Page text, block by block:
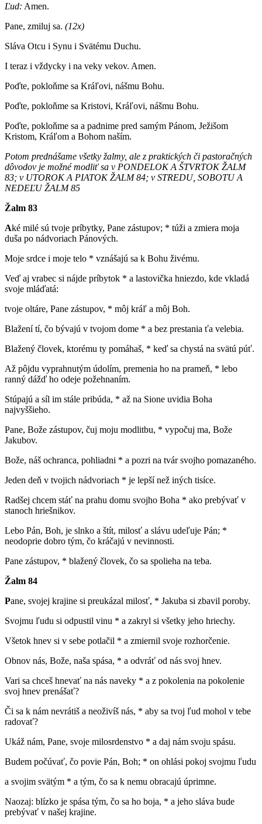
Ľud: Amen.
Pane, zmiluj sa. (12x)
Sláva Otcu i Synu i Svätému Duchu.
I teraz i vždycky i na veky vekov. Amen.
Poďte, pokloňme sa Kráľovi, nášmu Bohu.
Poďte, pokloňme sa Kristovi, Kráľovi, nášmu Bohu.
Poďte, pokloňme sa a padnime pred samým Pánom, Ježišom
Kristom, Kráľom a Bohom naším.
Potom prednášame všetky žalmy, ale z praktických či pastoračných
dôvodov je možné modliť sa v PONDELOK A ŠTVRTOK ŽALM
83; v UTOROK A PIATOK ŽALM 84; v STREDU, SOBOTU A
NEDEĽU ŽALM 85
Žalm 83
Aké milé sú tvoje príbytky, Pane zástupov; * túži a zmiera moja
duša po nádvoriach Pánových.
Moje srdce i moje telo * vznášajú sa k Bohu živému.
Veď aj vrabec si nájde príbytok * a lastovička hniezdo, kde vkladá
svoje mláďatá:
tvoje oltáre, Pane zástupov, * môj kráľ a môj Boh.
Blažení tí, čo bývajú v tvojom dome * a bez prestania ťa velebia.
Blažený človek, ktorému ty pomáhaš, * keď sa chystá na svätú púť.
Až pôjdu vyprahnutým údolím, premenia ho na prameň, * lebo
ranný dážď ho odeje požehnaním.
Stúpajú a síl im stále pribúda, * až na Sione uvidia Boha
najvyššieho.
Pane, Bože zástupov, čuj moju modlitbu, * vypočuj ma, Bože
Jakubov.
Bože, náš ochranca, pohliadni * a pozri na tvár svojho pomazaného.
Jeden deň v tvojich nádvoriach * je lepší než iných tisíce.
Radšej chcem stáť na prahu domu svojho Boha * ako prebývať v
stanoch hriešnikov.
Lebo Pán, Boh, je slnko a štít, milosť a slávu udeľuje Pán; *
neodoprie dobro tým, čo kráčajú v nevinnosti.
Pane zástupov, * blažený človek, čo sa spolieha na teba.
Žalm 84
Pane, svojej krajine si preukázal milosť, * Jakuba si zbavil poroby.
Svojmu ľudu si odpustil vinu * a zakryl si všetky jeho hriechy.
Všetok hnev si v sebe potlačil * a zmiernil svoje rozhorčenie.
Obnov nás, Bože, naša spása, * a odvráť od nás svoj hnev.
Vari sa chceš hnevať na nás naveky * a z pokolenia na pokolenie
svoj hnev prenášať?
Či sa k nám nevrátiš a neoživíš nás, * aby sa tvoj ľud mohol v tebe
radovať?
Ukáž nám, Pane, svoje milosrdenstvo * a daj nám svoju spásu.
Budem počúvať, čo povie Pán, Boh; * on ohlási pokoj svojmu ľudu
a svojim svätým * a tým, čo sa k nemu obracajú úprimne.
Naozaj: blízko je spása tým, čo sa ho boja, * a jeho sláva bude
prebývať v našej krajine.